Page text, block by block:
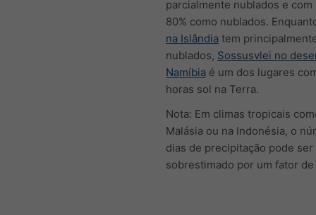
parcialmente nublados e com
80% como nublados.
na Islândia tem
nublados, Sossusvlei no
Namíbia é um dos lugares
horas sol na Terra.
Nota: Em climas tropicais
Malásia ou na Indonésia, o
dias de precipitação pode ser
sobrestimado por um fator de